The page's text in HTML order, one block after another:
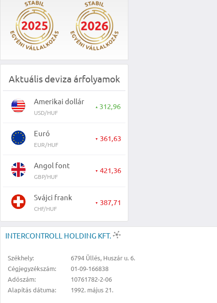
Aktuális deviza árfolyamok
Amerikai dollár
USD/HUF
▲ 312,96
Euró
EUR/HUF
▼ 361,63
Angol font
GBP/HUF
▼ 421,36
Svájci frank
CHF/HUF
▼ 387,71
INTERCONTROLL HOLDING KFT.
Székhely:
6794 Üllés, Huszár u. 6.
Cégjegyzékszám:
01-09-166838
Adószám:
10761782-2-06
Alapítás dátuma:
1992. május 21.